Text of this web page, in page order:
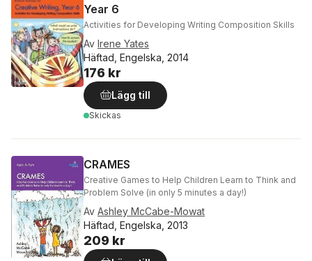
Year 6
Activities for Developing Writing Composition Skills
Av Irene Yates
Häftad, Engelska, 2014
176 kr
Lägg till
Skickas
CRAMES
Creative Games to Help Children Learn to Think and
Problem Solve (in only 5 minutes a day!)
Av Ashley McCabe-Mowat
Häftad, Engelska, 2013
209 kr